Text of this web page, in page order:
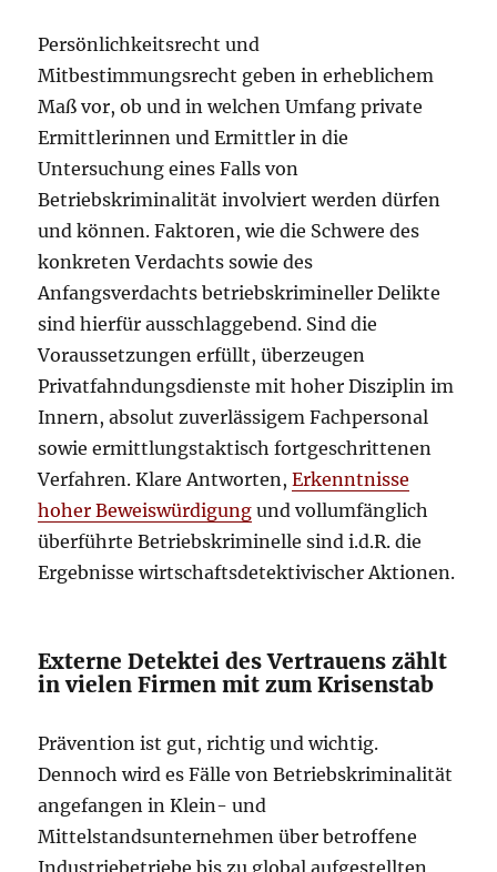
Persönlichkeitsrecht und
Mitbestimmungsrecht geben in erheblichem
Maß vor, ob und in welchen Umfang private
Ermittlerinnen und Ermittler in die
Untersuchung eines Falls von
Betriebskriminalität involviert werden dürfen
und können. Faktoren, wie die Schwere des
konkreten Verdachts sowie des
Anfangsverdachts betriebskrimineller Delikte
sind hierfür ausschlaggebend. Sind die
Voraussetzungen erfüllt, überzeugen
Privatfahndungsdienste mit hoher Disziplin im
Innern, absolut zuverlässigem Fachpersonal
sowie ermittlungstaktisch fortgeschrittenen
Verfahren. Klare Antworten,Erkenntnisse
hoher Beweiswürdigung und vollumfänglich
überführte Betriebskriminelle sind i.d.R. die
Ergebnisse wirtschaftsdetektivischer Aktionen.
Externe Detektei des Vertrauens zählt
in vielen Firmen mit zum Krisenstab
Prävention ist gut, richtig und wichtig.
Dennoch wird es Fälle von Betriebskriminalität
angefangen in Klein- und
Mittelstandsunternehmen über betroffene